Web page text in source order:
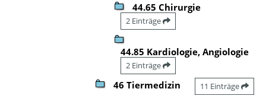
44.65 Chirurgie
2 Einträge
44.85 Kardiologie, Angiologie
2 Einträge
46 Tiermedizin 11 Einträge